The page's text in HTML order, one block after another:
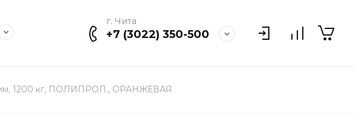
г. Чита
+7 (3022) 350-500
1200 кг, ПОЛИПРОП., ОРАНЖЕВАЯ